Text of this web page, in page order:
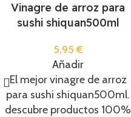
Vinagre de arroz para
sushi shiquan500ml
5,95€
Añadir
El mejor vinagre de arroz
para sushi shiquan500ml.
descubre productos 100%